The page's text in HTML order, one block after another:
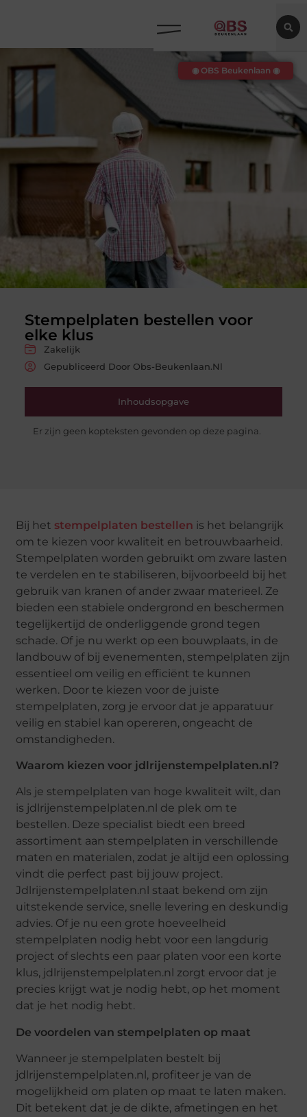
Stempelplaten bestellen voor
elke klus
Zakelijk
Gepubliceerd Door Obs-Beukenlaan.nl
Inhoudsopgave
Er zijn geen kopteksten gevonden op deze pagina.
◉ OBS Beukenlaan ◉
Bij het stempelplaten bestellen is het belangrijk
om te kiezen voor kwaliteit en betrouwbaarheid.
Stempelplaten worden gebruikt om zware lasten
te verdelen en te stabiliseren, bijvoorbeeld bij het
gebruik van kranen of ander zwaar materieel. Ze
bieden een stabiele ondergrond en beschermen
tegelijkertijd de onderliggende grond tegen
schade. Of je nu werkt op een bouwplaats, in de
landbouw of bij evenementen, stempelplaten zijn
essentieel om veilig en efficiënt te kunnen
werken. Door te kiezen voor de juiste
stempelplaten, zorg je ervoor dat je apparatuur
veilig en stabiel kan opereren, ongeacht de
omstandigheden.
Waarom kiezen voor jdlrijenstempelplaten.nl?
Als je stempelplaten van hoge kwaliteit wilt, dan
is jdlrijenstempelplaten.nl de plek om te
bestellen. Deze specialist biedt een breed
assortiment aan stempelplaten in verschillende
maten en materialen, zodat je altijd een oplossing
vindt die perfect past bij jouw project.
Jdlrijenstempelplaten.nl staat bekend om zijn
uitstekende service, snelle levering en deskundig
advies. Of je nu een grote hoeveelheid
stempelplaten nodig hebt voor een langdurig
project of slechts een paar platen voor een korte
klus, jdlrijenstempelplaten.nl zorgt ervoor dat je
precies krijgt wat je nodig hebt, op het moment
dat je het nodig hebt.
De voordelen van stempelplaten op maat
Wanneer je stempelplaten bestelt bij
jdlrijenstempelplaten.nl, profiteer je van de
mogelijkheid om platen op maat te laten maken.
Dit betekent dat je de dikte, afmetingen en het